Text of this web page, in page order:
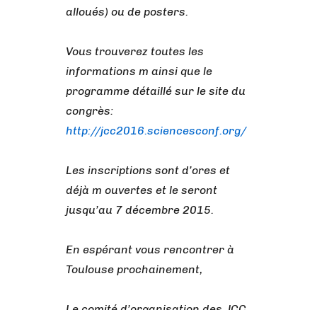
alloués) ou de posters.
Vous trouverez toutes les
informations m ainsi que le
programme détaillé sur le site du
congrès:
http://jcc2016.sciencesconf.org/
Les inscriptions sont d’ores et
déjà m ouvertes et le seront
jusqu’au 7 décembre 2015.
En espérant vous rencontrer à
Toulouse prochainement,